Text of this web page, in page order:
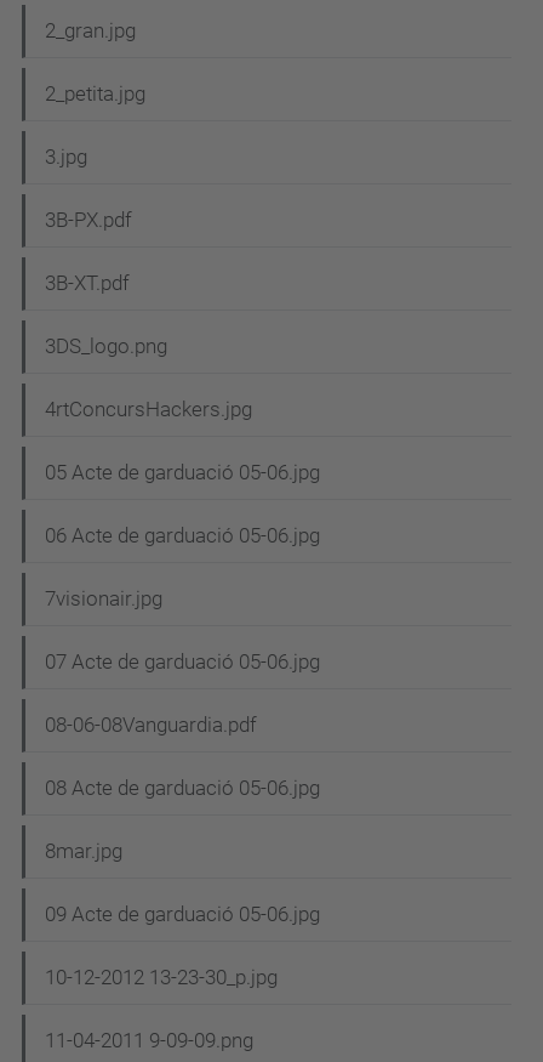
2_gran.jpg
2_petita.jpg
3.jpg
3B-PX.pdf
3B-XT.pdf
3DS_logo.png
4rtConcursHackers.jpg
05 Acte de garduació 05-06.jpg
06 Acte de garduació 05-06.jpg
7visionair.jpg
07 Acte de garduació 05-06.jpg
08-06-08Vanguardia.pdf
08 Acte de garduació 05-06.jpg
8mar.jpg
09 Acte de garduació 05-06.jpg
10-12-2012 13-23-30_p.jpg
11-04-2011 9-09-09.png